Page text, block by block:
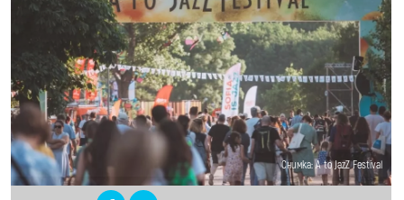
Снимка: A to JazZ Festival